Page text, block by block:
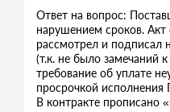
Ответ на вопрос:
нарушением сроков. Акт
рассмотрел и подписал
(т.к. не было замечаний
требование об уплате
просрочкой исполнения
В контракте прописано